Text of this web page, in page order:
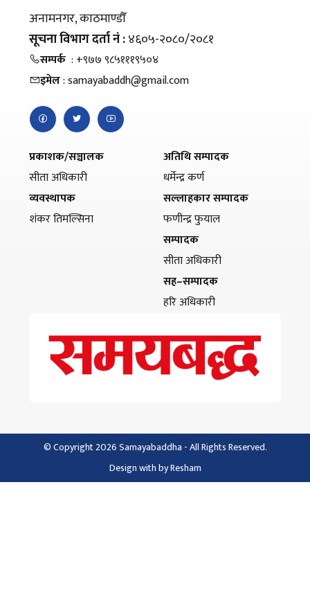
अनामनगर, काठमाण्डौँ
सूचना विभाग दर्ता नं :४६०५-२०८०/२०८१
सम्पर्क : +९७७ ९८५१११९५०४
इमेल: samayabaddh@gmail.com
प्रकाशक/सञ्चालक
सीता अधिकारी
व्यवस्थापक
शंकर तिमल्सिना
अतिथि सम्पादक
धर्मेन्द्र कर्ण
सल्लाहकार सम्पादक
फणीन्द्र फुयाल
सम्पादक
सीता अधिकारी
सह–सम्पादक
हरि अधिकारी
© Copyright 2026 Samayabaddha - All Rights Reserved.
Design withbyResham